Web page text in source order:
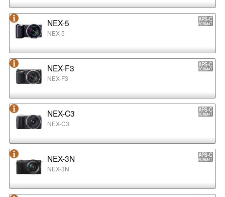
NEX-5
NEX-5
NEX-F3
NEX-F3
NEX-C3
NEX-C3
NEX-3N
NEX-3N